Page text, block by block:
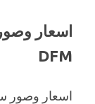
DFM
اسعار وصور